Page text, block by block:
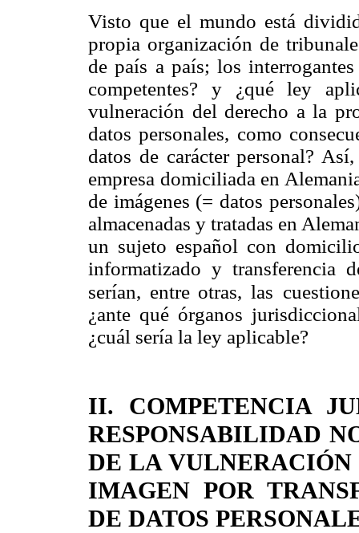
Visto que el mundo está
propia organización de
de país a país; los
competentes? y ¿qué ley
vulneración del derecho a la
datos personales, como
datos de carácter personal?
empresa domiciliada en
de imágenes (= datos
almacenadas y tratadas en
un sujeto español con
informatizado y transferencia
serían, entre otras, las
¿ante qué órganos
¿cuál sería la ley aplicable?
II. COMPETENCIA
RESPONSABILIDAD
DE LA VULNERACIÓN
IMAGEN POR
DE DATOS